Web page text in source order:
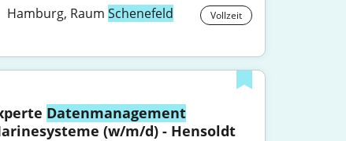
Hamburg, Raum Schenefeld Vollzeit
Datenmanagement
(w/m/d) - Hensoldt